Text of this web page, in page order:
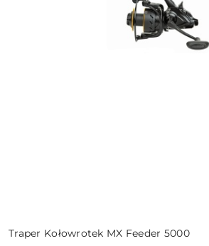
Traper Kołowrotek MX Feeder 5000